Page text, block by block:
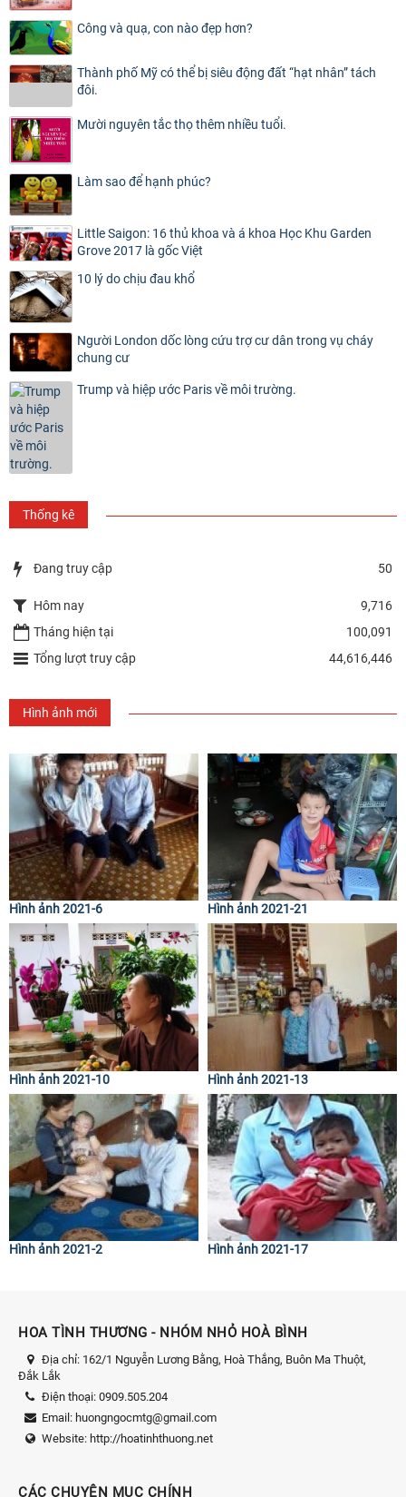
Công và quạ, con nào đẹp hơn?
Thành phố Mỹ có thể bị siêu động đất “hạt nhân” tách
đôi.
Mười nguyên tắc thọ thêm nhiều tuổi.
Làm sao để hạnh phúc?
Little Saigon: 16 thủ khoa và á khoa Học Khu Garden
Grove 2017 là gốc Việt
10 lý do chịu đau khổ
Người London dốc lòng cứu trợ cư dân trong vụ cháy
chung cư
Trump và hiệp ước Paris về môi trường.
Thống kê
Đang truy cập 50
Hôm nay
9,716
Tháng hiện tại
100,091
Tổng lượt truy cập
44,616,446
Hình ảnh mới
Hình ảnh 2021-6 Hình ảnh 2021-21
Hình ảnh 2021-10 Hình ảnh 2021-13
Hình ảnh 2021-2 Hình ảnh 2021-17
HOA TÌNH THƯƠNG - NHÓM NHỎ HOÀ BÌNH
Địa chỉ: 162/1 Nguyễn Lương Bằng, Hoà Thắng, Buôn Ma Thuột,
Đắk Lắk
Điện thoại: 0909.505.204
Email: huongngocmtg@gmail.com
Website: http://hoatinhthuong.net
CÁC CHUYÊN MỤC CHÍNH